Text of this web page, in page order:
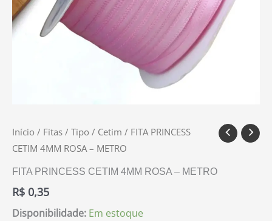
Início / Fitas / Tipo / Cetim / FITA PRINCESS
CETIM 4MM ROSA – METRO
FITA PRINCESS CETIM 4MM ROSA – METRO
R$ 0,35
Disponibilidade: Em estoque